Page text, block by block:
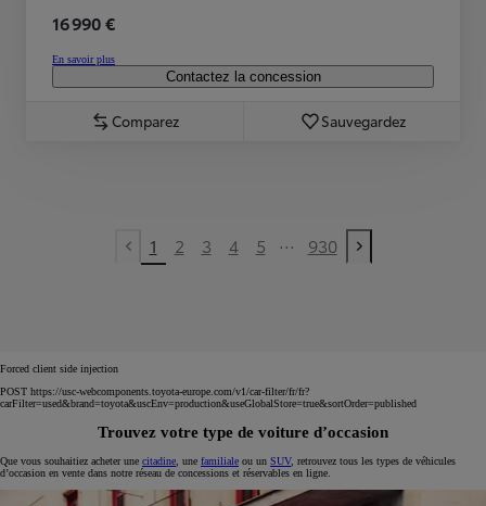
16 990 €
En savoir plus
Contactez la concession
Comparez Sauvegardez
Previous page
1 2 3 4 5 ... 930
Next page
Forced client side injection
POST https://usc-webcomponents.toyota-europe.com/v1/car-filter/fr/fr?
carFilter=used&brand=toyota&uscEnv=production&useGlobalStore=true&sortOrder=published
Trouvez votre type de voiture d’occasion
Que vous souhaitiez acheter une citadine , une familiale ou un SUV, retrouvez tous les types de véhicules
d’occasion en vente dans notre réseau de concessions et réservables en ligne.